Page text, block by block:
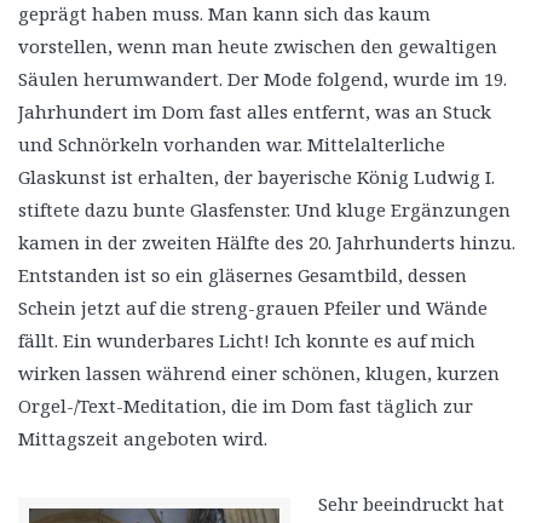
geprägt haben muss. Man kann sich das kaum
vorstellen, wenn man heute zwischen den gewaltigen
Säulen herumwandert. Der Mode folgend, wurde im 19.
Jahrhundert im Dom fast alles entfernt, was an Stuck
und Schnörkeln vorhanden war. Mittelalterliche
Glaskunst ist erhalten, der bayerische König Ludwig I.
stiftete dazu bunte Glasfenster. Und kluge Ergänzungen
kamen in der zweiten Hälfte des 20. Jahrhunderts hinzu.
Entstanden ist so ein gläsernes Gesamtbild, dessen
Schein jetzt auf die streng-grauen Pfeiler und Wände
fällt. Ein wunderbares Licht! Ich konnte es auf mich
wirken lassen während einer schönen, klugen, kurzen
Orgel-/Text-Meditation, die im Dom fast täglich zur
Mittagszeit angeboten wird.
Sehr beeindruckt hat